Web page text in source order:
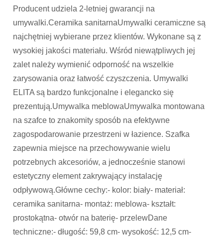
Producent udziela 2-letniej gwarancji na
umywalki.Ceramika sanitarnaUmywalki ceramiczne są
najchętniej wybierane przez klientów. Wykonane są z
wysokiej jakości materiału. Wśród niewątpliwych jej
zalet należy wymienić odporność na wszelkie
zarysowania oraz łatwość czyszczenia. Umywalki
ELITA są bardzo funkcjonalne i elegancko się
prezentują.Umywalka meblowaUmywalka montowana
na szafce to znakomity sposób na efektywne
zagospodarowanie przestrzeni w łazience. Szafka
zapewnia miejsce na przechowywanie wielu
potrzebnych akcesoriów, a jednocześnie stanowi
estetyczny element zakrywający instalację
odpływową.Główne cechy:- kolor: biały- materiał:
ceramika sanitarna- montaż: meblowa- kształt:
prostokątna- otwór na baterię- przelewDane
techniczne:- długość: 59,8 cm- wysokość: 12,5 cm-